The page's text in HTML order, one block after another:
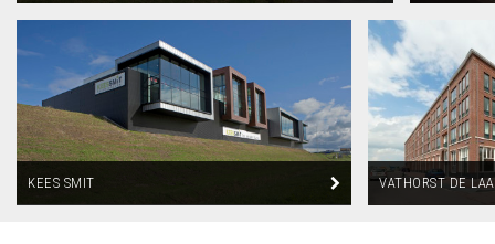
KEES SMIT VATHORST DE